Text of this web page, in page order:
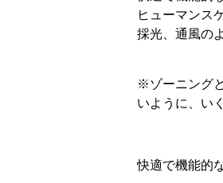
ヒューマンス
採光、通風の
※ゾーニング
いように、い
快適で機能的